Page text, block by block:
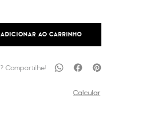
ADICIONAR AO CARRINHO
Calcular